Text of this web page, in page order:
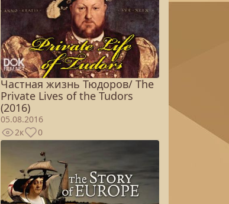
Частная жизнь Тюдоров/ The
Private Lives of the Tudors
(2016)
05.08.2016
2к
0